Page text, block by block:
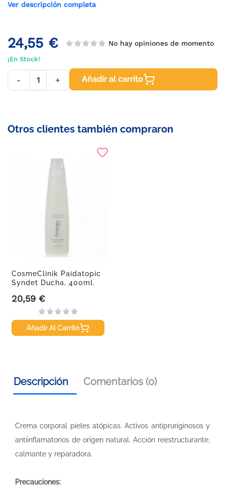
Ver descripción completa
24,55 € No hay opiniones de momento
¡En Stock!
- + Añadir al carrito
Otros clientes también compraron
CosmeClinik Paidatopic
Syndet Ducha, 400ml.
Precio
20,59 €
Añadir Al Carrito
Descripción Comentarios (0)
Crema corporal pieles atópicas. Activos antipruriginosos y
antiinflamatorios de origen natural. Acción reestructurante,
calmante y reparadora.
Precauciones: